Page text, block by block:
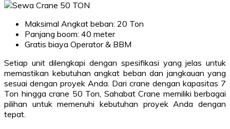
Maksimal Angkat beban: 20 Ton
Panjang boom: 40 meter
Gratis biaya Operator & BBM
Setiap unit dilengkapi dengan spesifikasi yang jelas untuk
memastikan kebutuhan angkat beban dan jangkauan yang
sesuai dengan proyek Anda. Dari crane dengan kapasitas 7
Ton hingga crane 50 Ton, Sahabat Crane memiliki berbagai
pilihan untuk memenuhi kebutuhan proyek Anda dengan
tepat.